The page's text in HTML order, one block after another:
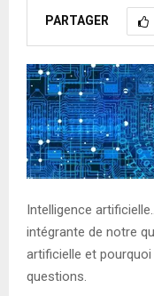
PARTAGER
Intelligence
intégrante de notre
artificielle et
questions.